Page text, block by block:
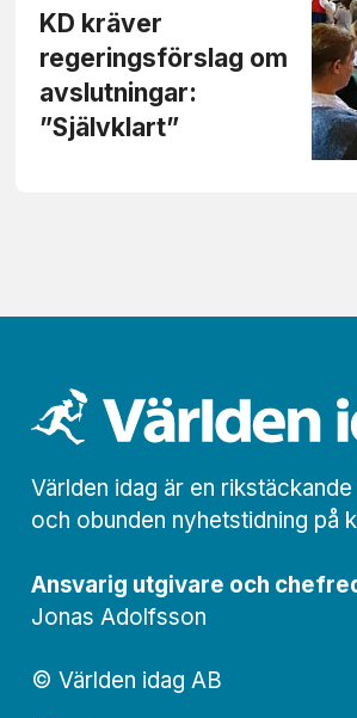
KD kräver
regeringsförslag om
avslutningar:
”Självklart”
Världen idag är en rikstäckande
och obunden nyhets­­­tidning på
Ansvarig utgivare och
Jonas Adolfsson
© Världen idag AB